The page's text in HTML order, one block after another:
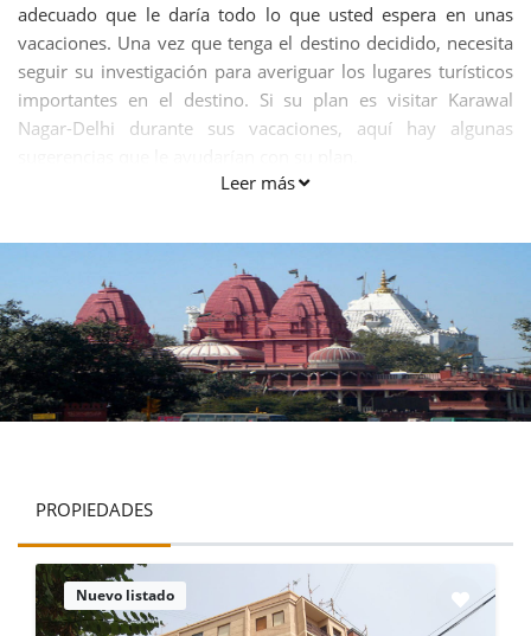
adecuado que le daría todo lo que usted espera en unas
vacaciones. Una vez que tenga el destino decidido, necesita
seguir su investigación para averiguar los lugares turísticos
importantes en el destino. Si su plan es visitar Karawal
Nagar-Delhi durante sus vacaciones, aquí hay algunas
Leer más
PROPIEDADES
Nuevo listado